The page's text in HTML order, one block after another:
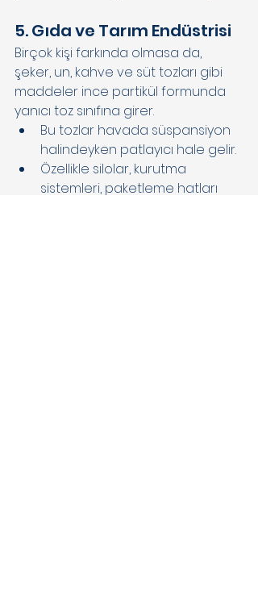
5. Gıda ve Tarım Endüstrisi
Birçok kişi farkında olmasa da,
şeker, un, kahve ve süt tozları gibi
maddeler ince partikül formunda
yanıcı toz sınıfına girer.
Bu tozlar havada süspansiyon
halindeyken patlayıcı hale gelir.
Özellikle silolar, kurutma
sistemleri, paketleme hatları